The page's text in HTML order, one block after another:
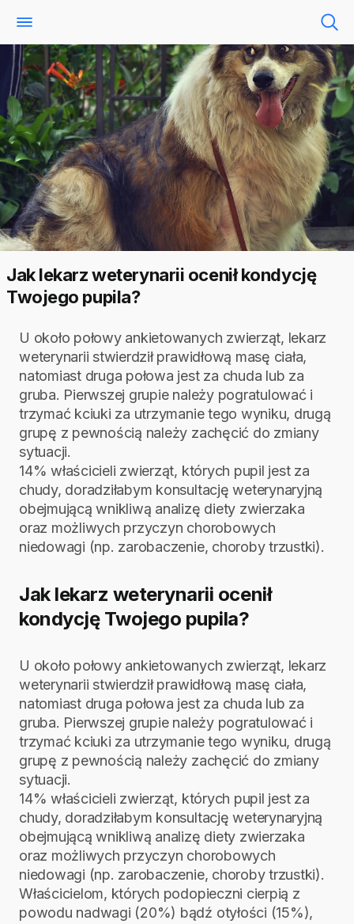
Jak lekarz weterynarii ocenił kondycję
Twojego pupila?
U około połowy ankietowanych zwierząt, lekarz
weterynarii stwierdził prawidłową masę ciała,
natomiast druga połowa jest za chuda lub za
gruba. Pierwszej grupie należy pogratulować i
trzymać kciuki za utrzymanie tego wyniku, drugą
grupę z pewnością należy zachęcić do zmiany
sytuacji.
14% właścicieli zwierząt, których pupil jest za
chudy, doradziłabym konsultację weterynaryjną
obejmującą wnikliwą analizę diety zwierzaka
oraz możliwych przyczyn chorobowych
niedowagi (np. zarobaczenie, choroby trzustki).
Jak lekarz weterynarii ocenił
kondycję Twojego pupila?
U około połowy ankietowanych zwierząt, lekarz
weterynarii stwierdził prawidłową masę ciała,
natomiast druga połowa jest za chuda lub za
gruba. Pierwszej grupie należy pogratulować i
trzymać kciuki za utrzymanie tego wyniku, drugą
grupę z pewnością należy zachęcić do zmiany
sytuacji.
14% właścicieli zwierząt, których pupil jest za
chudy, doradziłabym konsultację weterynaryjną
obejmującą wnikliwą analizę diety zwierzaka
oraz możliwych przyczyn chorobowych
niedowagi (np. zarobaczenie, choroby trzustki).
Właścicielom, których podopieczni cierpią z
powodu nadwagi (20%) bądź otyłości (15%),